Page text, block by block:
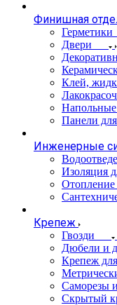
Финишная
Герметики
Двери
Клей,
Панели
Инженерные
Изоляция
Отопление
Крепеж
Гвозди
Дюбели и
Крепеж
Саморезы
Скрытый